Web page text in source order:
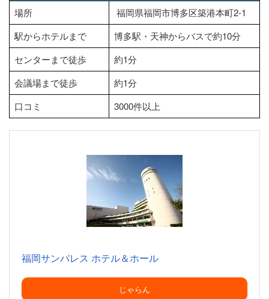
場所
福岡県福岡市博多区築港本町2-1
駅からホテルまで
博多駅・天神からバスで約10分
センターまで徒歩
約1分
会議場まで徒歩
約1分
口コミ
3000件以上
福岡サンパレス ホテル＆ホール
じゃらん